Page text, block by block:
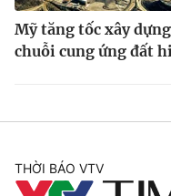
Mỹ tăng tốc xây dựng
chuỗi cung ứng đất
THỜI BÁO VTV